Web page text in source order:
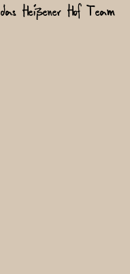
das Heißener Hof Team